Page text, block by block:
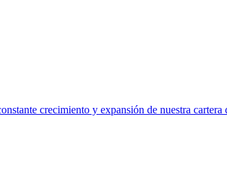
crecimiento y expansión de nuestra cartera